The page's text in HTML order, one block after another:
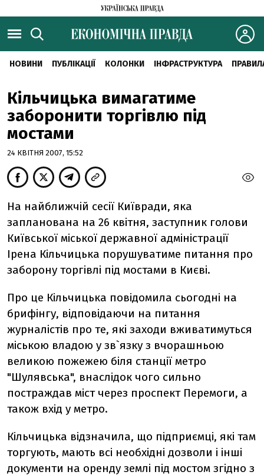
НОВИНИ ПУБЛІКАЦІЇ КОЛОНКИ ІНФРАСТРУКТУРА
Кільчицька вимагатиме
заборонити торгівлю під
мостами
24 КВІТНЯ 2007, 15:52
На найближчій сесії Київради, яка
запланована на 26 квітня, заступник голови
Київської міської державної адміністрації
Ірена Кільчицька порушуватиме питання про
заборону торгівлі під мостами в Києві.
Про це Кільчицька повідомила сьогодні на
брифінгу, відповідаючи на питання
журналістів про те, які заходи вживатимуться
міською владою у зв`язку з вчорашньою
великою пожежею біля станції метро
"Шулявська", внаслідок чого сильно
постраждав міст через проспект Перемоги, а
також вхід у метро.
Кільчицька відзначила, що підприємці, які там
торгують, мають всі необхідні дозволи і інші
документи на оренду землі під мостом згідно з